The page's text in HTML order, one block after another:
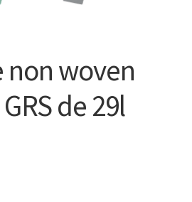
non woven
de 29l